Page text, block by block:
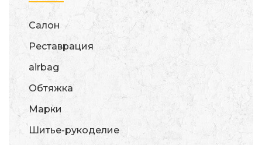
Салон
Реставрация
airbag
Обтяжка
Марки
Шитье-рукоделие